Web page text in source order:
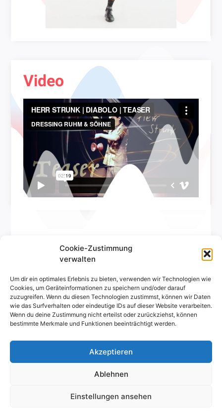
Cookie-Zustimmung
verwalten
Um dir ein optimales Erlebnis zu bieten, verwenden wir Technologien wie
Cookies, um Geräteinformationen zu speichern und/oder darauf
zuzugreifen. Wenn du diesen Technologien zustimmst, können wir Daten
wie das Surfverhalten oder eindeutige IDs auf dieser Website verarbeiten.
Wenn du deine Zustimmung nicht erteilst oder zurückziehst, können
bestimmte Merkmale und Funktionen beeinträchtigt werden.
Akzeptieren
Ablehnen
Einstellungen ansehen
Video
Diabolo und Flummi Jongleur
Alle Rechte vorbehalten